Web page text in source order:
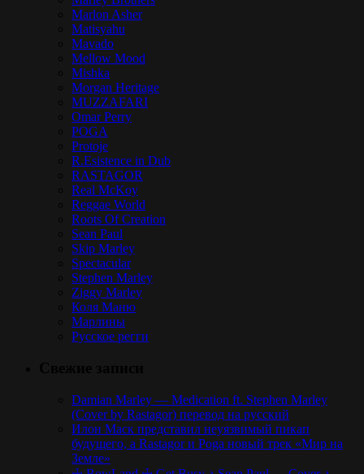
Marlon Asher
Matisyahu
Mavado
Mellow Mood
Mishka
Morgan Heritage
MUZZAFARI
Omar Perry
POGA
Protoje
R.Esistence in Dub
RASTAGOR
Real McKoy
Reggae World
Roots Of Creation
Sean Paul
Skip Marley
Spectacular
Stephen Marley
Ziggy Marley
Коля Маню
Марлины
Русское регги
Damian Marley — Medication ft. Stephen Marley
(Cover by Rastagor) перевод на русский
Илон Маск представил неуязвимый пикап
будущего, а Rastagor и Poga новый трек «Мир на
Земле»